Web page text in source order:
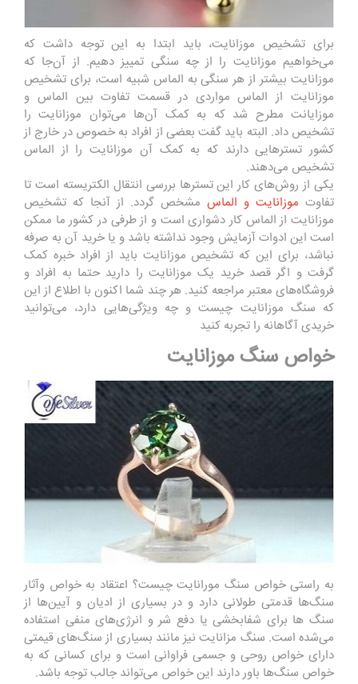
برای تشخیص موزانایت، باید ابتدا به این توجه داشت که
می‌خواهیم موزانایت را از چه سنگی تمییز دهیم. از آن‌جا که
موزانایت بیشتر از هر سنگی به الماس شبیه است، برای تشخیص
موزانایت از الماس مواردی در قسمت تفاوت بین الماس و
موزایانت مطرح شد که به کمک آن‌ها می‌توان موزانایت را
تشخیص داد. البته باید گفت بعضی از افراد به خصوص در خارج از
کشور تسترهایی دارند که به کمک آن موزانایت را از الماس
تشخیص می‌دهند.
یکی از روش‌های کار این تسترها بررسی انتقال الکتریسته است تا
تفاوت موزانایت و الماس مشخص گردد. از آنجا که تشخیص
موزانایت از الماس کار دشواری است و از طرفی در کشور ما ممکن
است این ادوات آزمایش وجود نداشته باشد و یا خرید آن به صرفه
نباشد، برای این که تشخیص موزانایت باید از افراد خبره کمک
گرفت و اگر قصد خرید یک موزانایت را دارید حتما به افراد و
فروشگاه‌های معتبر مراجعه کنید. هر چند شما اکنون با اطلاع از این
که سنگ موزانایت چیست و چه ویژگی‌هایی دارد، می‌توانید
خریدی آگاهانه را تجربه کنید
خواص سنگ موزانایت
به راستی خواص سنگ مورانایت چیست؟ اعتقاد به خواص وآثار
سنگ‌ها قدمتی طولانی دارد و در بسیاری از ادیان و آیین‌ها از
سنگ ها برای شفابخشی یا دفع شر و انرژی‌های منفی استفاده
می‌شده است. سنگ مزانایت نیز مانند بسیاری از سنگ‌های قیمتی
دارای خواص روحی و جسمی فراوانی است و برای کسانی که به
خواص سنگ‌ها باور دارند این خواص می‌تواند جالب توجه باشد.